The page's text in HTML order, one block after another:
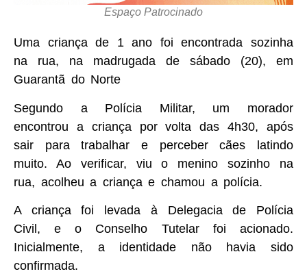
Espaço Patrocinado
Uma criança de 1 ano foi encontrada sozinha
na rua, na madrugada de sábado (20), em
Guarantã do Norte
Segundo a Polícia Militar, um morador
encontrou a criança por volta das 4h30, após
sair para trabalhar e perceber cães latindo
muito. Ao verificar, viu o menino sozinho na
rua, acolheu a criança e chamou a polícia.
A criança foi levada à Delegacia de Polícia
Civil, e o Conselho Tutelar foi acionado.
Inicialmente, a identidade não havia sido
confirmada.